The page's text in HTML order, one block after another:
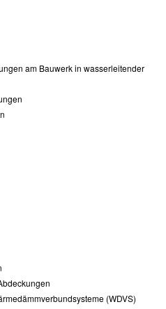
am Bauwerk in wasserleitender
(WDVS)